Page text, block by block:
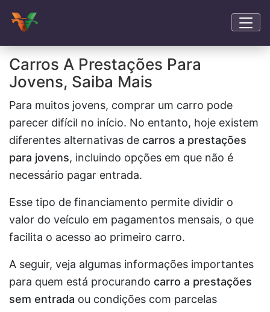
Carros A Prestações Para
Jovens, Saiba Mais
Para muitos jovens, comprar um carro pode
parecer difícil no início. No entanto, hoje existem
diferentes alternativas de carros a prestações
para jovens, incluindo opções em que não é
necessário pagar entrada.
Esse tipo de financiamento permite dividir o
valor do veículo em pagamentos mensais, o que
facilita o acesso ao primeiro carro.
A seguir, veja algumas informações importantes
para quem está procurando carro a prestações
sem entrada ou condições com parcelas